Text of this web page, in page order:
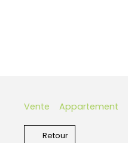
Vente Appartement
Retour